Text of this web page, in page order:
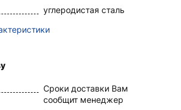
углеродистая сталь
Сроки доставки Вам
сообщит менеджер